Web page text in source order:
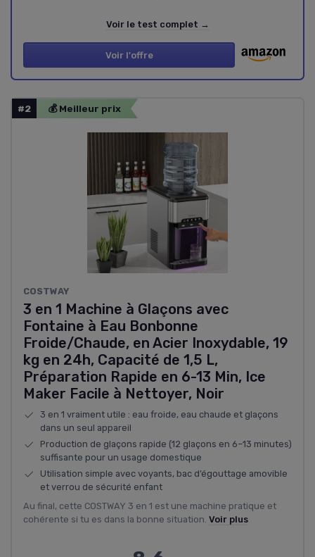
Voir le test complet →
Voir l'offre
#2 💰 Meilleur prix
COSTWAY
3 en 1 Machine à Glaçons avec
Fontaine à Eau Bonbonne
Froide/Chaude, en Acier Inoxydable, 19
kg en 24h, Capacité de 1,5 L,
Préparation Rapide en 6-13 Min, Ice
Maker Facile à Nettoyer, Noir
3 en 1 vraiment utile : eau froide, eau chaude et glaçons
dans un seul appareil
Production de glaçons rapide (12 glaçons en 6–13 minutes)
suffisante pour un usage domestique
Utilisation simple avec voyants, bac d’égouttage amovible
et verrou de sécurité enfant
Au final, cette COSTWAY 3 en 1 est une machine pratique et
cohérente si tu es dans la bonne situation. Voir plus